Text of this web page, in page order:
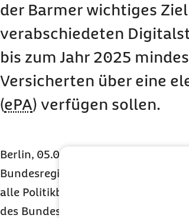
der Barmer wichtiges
verabschiedeten
bis zum Jahr 2025
Versicherten über eine
(ePA) verfügen sollen.
Berlin, 05.09.2022 – In der
Bundesregierung unter anderem
alle Politikbereiche einen
des Bundes bis zum Jahr 2025